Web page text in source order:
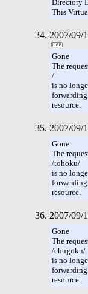
Directory
This
2007/09/
Gone
The
/
is no
forwarding
resource.
2007/09/
Gone
The
/tohoku/
is no
forwarding
resource.
2007/09/
Gone
The
/chugoku/
is no
forwarding
resource.